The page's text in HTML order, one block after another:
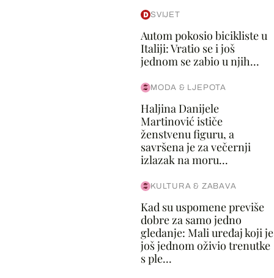
SVIJET
Autom pokosio bicikliste u
Italiji: Vratio se i još
jednom se zabio u njih...
MODA & LJEPOTA
Haljina Danijele
Martinović ističe
ženstvenu figuru, a
savršena je za večernji
izlazak na moru...
KULTURA & ZABAVA
Kad su uspomene previše
dobre za samo jedno
gledanje: Mali uređaj koji je
još jednom oživio trenutke
s ple...